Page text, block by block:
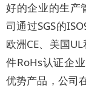
好的企业的生产
司通过SGS的
欧洲CE、美国
件RoHs认证企
优势产品，公司